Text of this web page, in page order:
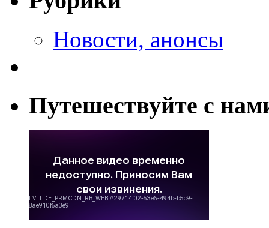
Новости, анонсы
Путешествуйте с